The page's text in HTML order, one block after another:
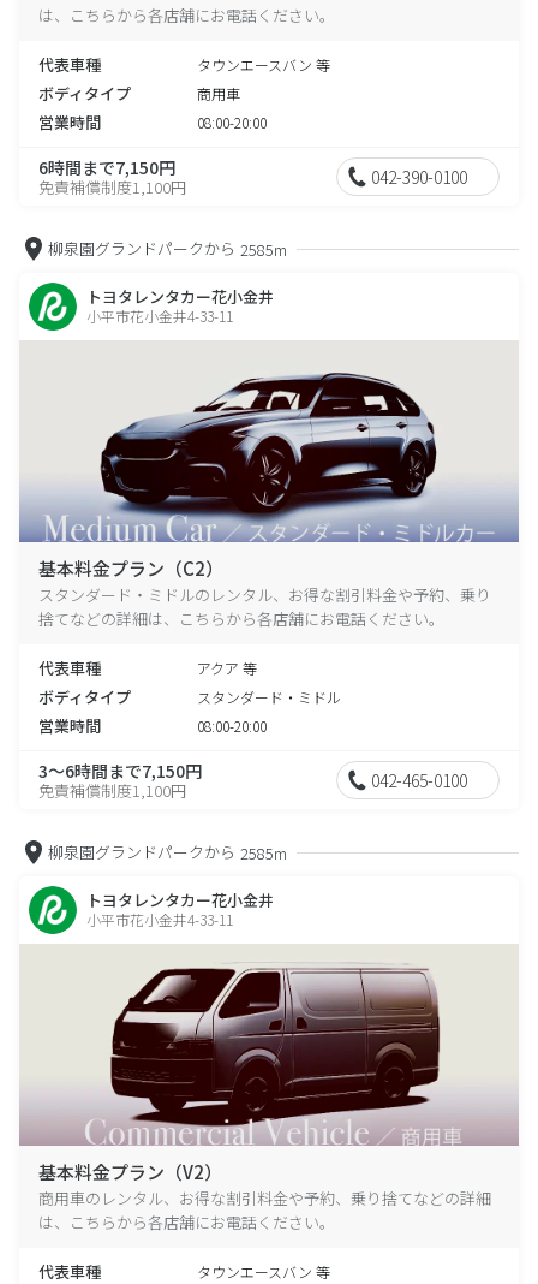
は、こちらから各店舗にお電話ください。
代表車種 タウンエースバン 等
ボディタイプ 商用車
営業時間 08:00-20:00
6時間まで7,150円
免責補償制度1,100円 042-390-0100
柳泉園グランドパークから 2585m
トヨタレンタカー花小金井
小平市花小金井4-33-11
基本料金プラン（C2）
スタンダード・ミドルのレンタル、お得な割引料金や予約、乗り
捨てなどの詳細は、こちらから各店舗にお電話ください。
代表車種 アクア 等
ボディタイプ スタンダード・ミドル
営業時間 08:00-20:00
3～6時間まで7,150円
免責補償制度1,100円 042-465-0100
柳泉園グランドパークから 2585m
トヨタレンタカー花小金井
小平市花小金井4-33-11
基本料金プラン（V2）
商用車のレンタル、お得な割引料金や予約、乗り捨てなどの詳細
は、こちらから各店舗にお電話ください。
代表車種 タウンエースバン 等